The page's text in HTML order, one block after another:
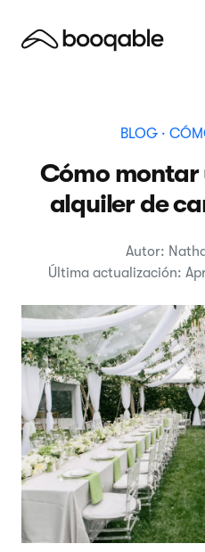
BLOG ·
Cómo montar
alquiler de
Autor:
Última actualización: